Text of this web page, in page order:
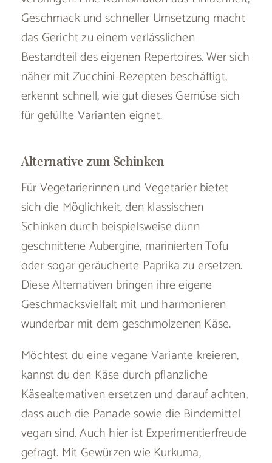
Geschmack und schneller Umsetzung macht
das Gericht zu einem verlässlichen
Bestandteil des eigenen Repertoires. Wer sich
näher mit Zucchini-Rezepten beschäftigt,
erkennt schnell, wie gut dieses Gemüse sich
für gefüllte Varianten eignet.
Alternative zum Schinken
Für Vegetarierinnen und Vegetarier bietet
sich die Möglichkeit, den klassischen
Schinken durch beispielsweise dünn
geschnittene Aubergine, marinierten Tofu
oder sogar geräucherte Paprika zu ersetzen.
Diese Alternativen bringen ihre eigene
Geschmacksvielfalt mit und harmonieren
wunderbar mit dem geschmolzenen Käse.
Möchtest du eine vegane Variante kreieren,
kannst du den Käse durch pflanzliche
Käsealternativen ersetzen und darauf achten,
dass auch die Panade sowie die Bindemittel
vegan sind. Auch hier ist Experimentierfreude
gefragt. Mit Gewürzen wie Kurkuma,